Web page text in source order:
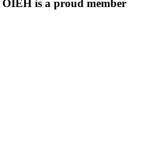
OIEH is a proud member